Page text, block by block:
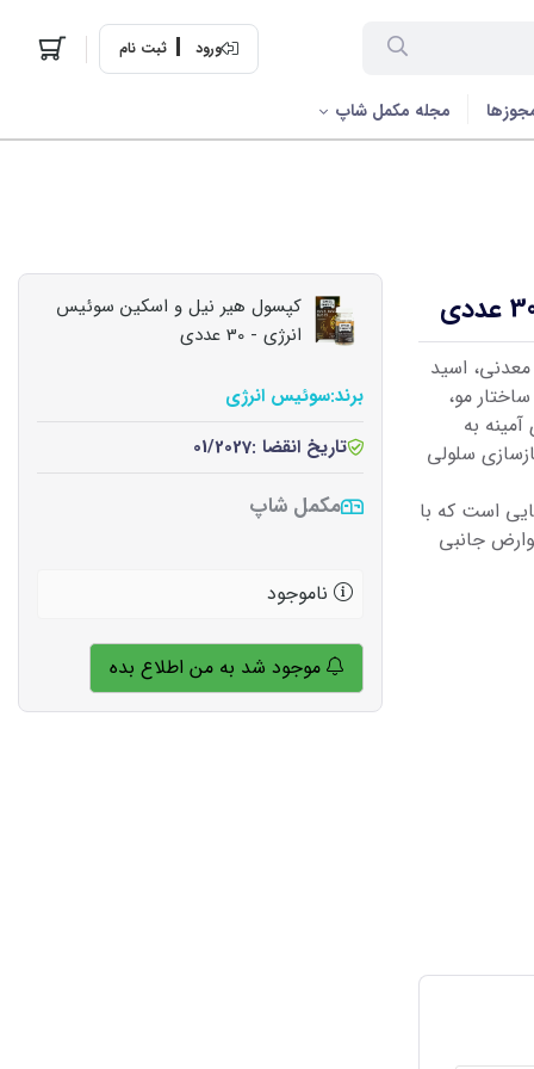
ورود ثبت نام
مجله مکمل شاپ
اسید
مو،
به
سلولی
است که با
جانبی
کپسول هیر نیل و اسکین سوئیس
انرژی - 30 عددی
برند:سوئیس انرژی
تاریخ انقضا :01/2027
مکمل شاپ
ناموجود
موجود شد به من اطلاع بده